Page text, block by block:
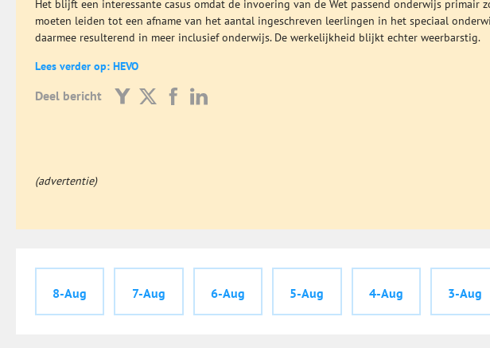
Het blijft een interessante casus omdat de invoering van de Wet passend onderwijs primair
moeten leiden tot een afname van het aantal ingeschreven leerlingen in het speciaal
daarmee resulterend in meer inclusief onderwijs. De werkelijkheid blijkt echter weerbarstig.
Lees verder op: HEVO
Deel bericht
(advertentie)
8-Aug 7-Aug 6-Aug 5-Aug 4-Aug 3-Aug